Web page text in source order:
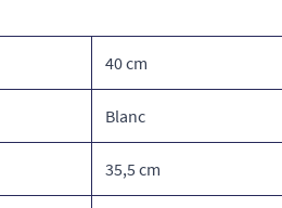
40 cm
Blanc
35,5 cm